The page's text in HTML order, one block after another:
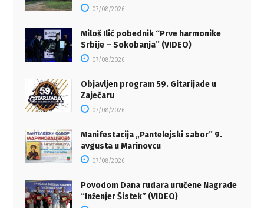
07/08/2026
Miloš Ilić pobednik “Prve harmonike
Srbije – Sokobanja” (VIDEO)
07/08/2026
Objavljen program 59. Gitarijade u
Zaječaru
07/08/2026
Manifestacija „Pantelejski sabor” 9.
avgusta u Marinovcu
07/08/2026
Povodom Dana rudara uručene Nagrade
“Inženjer Šistek” (VIDEO)